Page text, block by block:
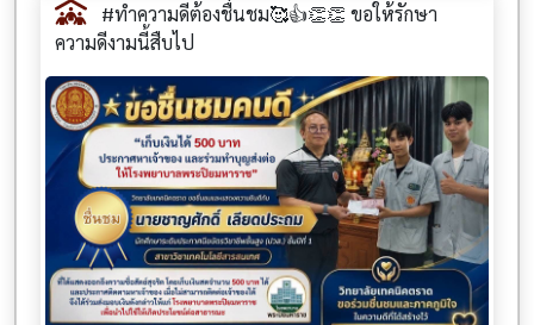
#ทำความดีต้องชื่นชม🥰👍👏👏 ขอให้รักษา
ความดีงามนี้สืบไป